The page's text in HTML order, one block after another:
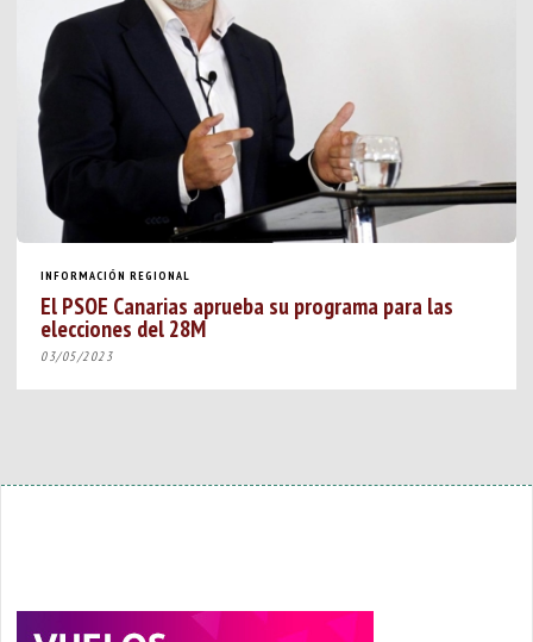
INFORMACIÓN REGIONAL
El PSOE Canarias aprueba su programa para las
elecciones del 28M
03/05/2023